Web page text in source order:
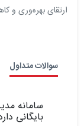
ارتقای بهره‌وری
سوالات متداول
سامانه
بایگانی